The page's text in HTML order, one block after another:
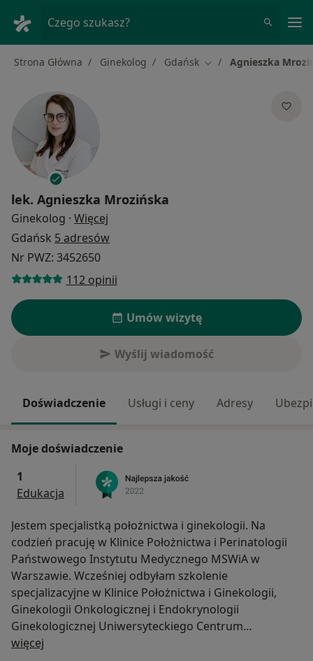
Czego szukasz?
Strona Główna Ginekolog Gdańsk Zmień miasto
Agnieszka
lek. Agnieszka Mrozińska
Ginekolog · Więcej
Gdańsk 5 adresów
Nr PWZ: 3452650
112 opinii
Umów wizytę
Wyślij wiadomość
Doświadczenie Usługi i ceny Adresy
Moje doświadczenie
1
Edukacja
Jestem specjalistką położnictwa i ginekologii. Na
codzień pracuję w Klinice Położnictwa i Perinatologii
Państwowego Instytutu Medycznego MSWiA w
Warszawie. Wcześniej odbyłam szkolenie
specjalizacyjne w Klinice Położnictwa i Ginekologii,
Ginekologii Onkologicznej i Endokrynologii
Ginekologicznej Uniwersyteckiego Centrum
Klinicznego w Gdańsku. Studia ukończyłam na
więcej